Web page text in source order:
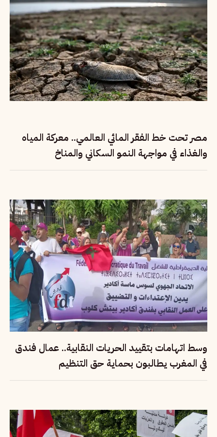
مصر تحت خط الفقر المائي العالمي.. معركة المياه
والغذاء في مواجهة النمو السكاني والمناخ
وسط اتهامات بتقييد الحريات النقابية.. عمال فندق
في المغرب يطالبون بحماية حق التنظيم